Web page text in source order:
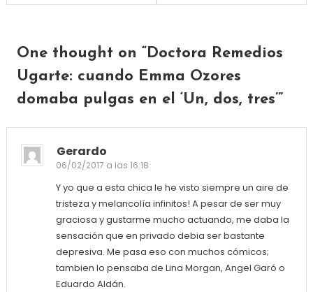
One thought on “Doctora Remedios
Ugarte: cuando Emma Ozores
domaba pulgas en el ‘Un, dos, tres’”
Gerardo
06/02/2017 a las 16:18
Y yo que a esta chica le he visto siempre un aire de
tristeza y melancolía infinitos! A pesar de ser muy
graciosa y gustarme mucho actuando, me daba la
sensación que en privado debia ser bastante
depresiva. Me pasa eso con muchos cómicos;
tambien lo pensaba de Lina Morgan, Angel Garó o
Eduardo Aldán.